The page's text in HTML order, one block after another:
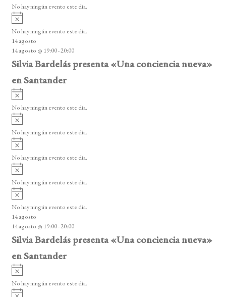
o
i
o
No hay ningún evento este día.
A
v
i
s
o
No hay ningún evento este día.
14 agosto
14 agosto @ 19:00-20:00
Silvia Bardelás presenta «Una conciencia nueva»
en Santander
A
v
i
o
No hay ningún evento este día.
A
v
i
o
No hay ningún evento este día.
A
v
i
o
No hay ningún evento este día.
A
v
i
o
No hay ningún evento este día.
A
v
i
s
o
No hay ningún evento este día.
14 agosto
14 agosto @ 19:00-20:00
Silvia Bardelás presenta «Una conciencia nueva»
en Santander
A
v
i
No hay ningún evento este día.
A